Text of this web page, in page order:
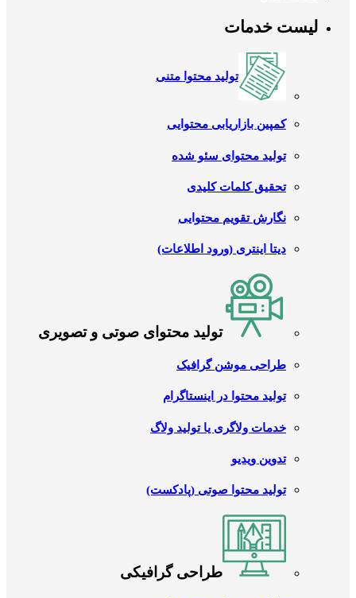
لیست خدمات
تولید محتوا متنی
کمپین بازاریابی محتوایی
تولید محتوای سئو شده
تحقیق کلمات کلیدی
نگارش تقویم محتوایی
دیتا اینتری (ورود اطلاعات)
تولید محتوای صوتی و تصویری
طراحی موشن گرافیک
تولید محتوا در اینستاگرام
خدمات ولاگری یا تولید ولاگ
تدوین ویدیو
تولید محتوا صوتی (پادکست)
طراحی گرافیکی